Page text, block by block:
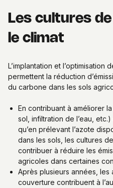
Les cultures
le climat
L’implantation et l’optimisation
permettent la réduction
du carbone dans les sols
En contribuant à améliorer
sol, infiltration de l’eau,
qu’en prélevant l’azote
dans les sols, les cultures
contribuer à réduire les
agricoles dans certaines
Après plusieurs années,
couverture contribuent à